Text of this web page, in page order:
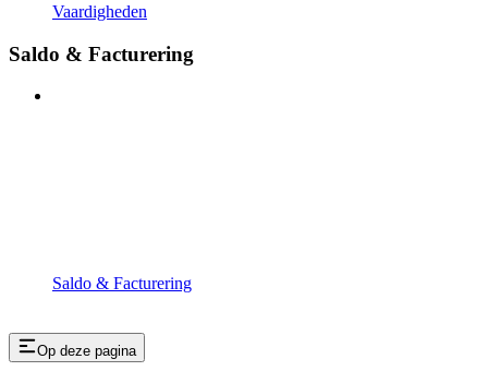
Vaardigheden
Saldo & Facturering
Saldo & Facturering
Op deze pagina